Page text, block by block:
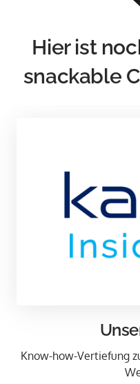
Hier ist
snackable
Know-how-Vertiefung